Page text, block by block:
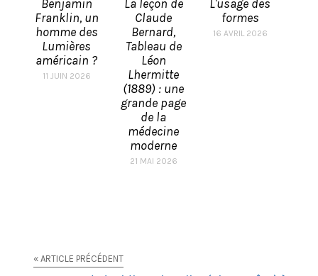
Benjamin
Franklin, un
homme des
Lumières
américain ?
11 JUIN 2026
La leçon de
Claude
Bernard,
Tableau de
Léon
Lhermitte
(1889) : une
grande page
de la
médecine
moderne
21 MAI 2026
L'usage des
formes
16 AVRIL 2026
« ARTICLE PRÉCÉDENT